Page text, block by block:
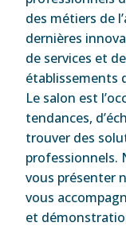
des métiers de
dernières
de services et
établissements
Le salon est
tendances,
trouver des
professionnels.
vous présenter
vous
et